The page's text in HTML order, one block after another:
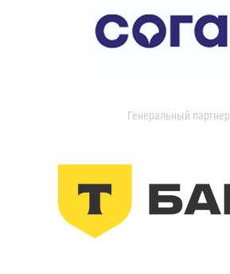
Генеральный партнер